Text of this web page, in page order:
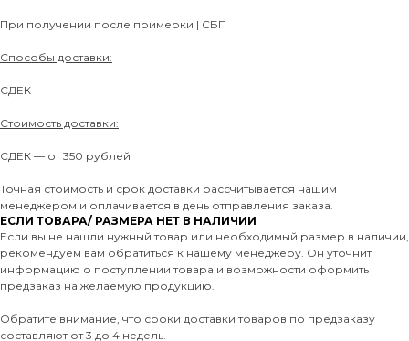
При получении после примерки | СБП
Способы доставки:
СДЕК
Стоимость доставки:
СДЕК — от 350 рублей
Точная стоимость и срок доставки рассчитывается нашим
менеджером и оплачивается в день отправления заказа.
ЕСЛИ ТОВАРА/ РАЗМЕРА НЕТ В НАЛИЧИИ
Если вы не нашли нужный товар или необходимый размер в наличии,
рекомендуем вам обратиться к нашему менеджеру. Он уточнит
информацию о поступлении товара и возможности оформить
предзаказ на желаемую продукцию.
Обратите внимание, что сроки доставки товаров по предзаказу
составляют от 3 до 4 недель.